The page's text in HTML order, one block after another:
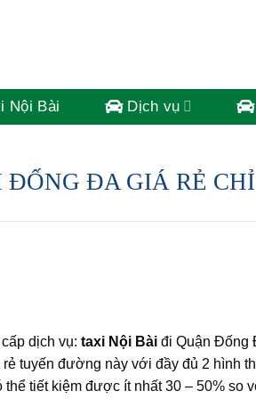
Nội Bài Dịch vụ
ĐA GIÁ RẺ
dịch vụ: taxi Nội Bài đi Quận Đống
tuyến đường này với đầy đủ 2 hình
tiết kiệm được ít nhất 30 – 50% so